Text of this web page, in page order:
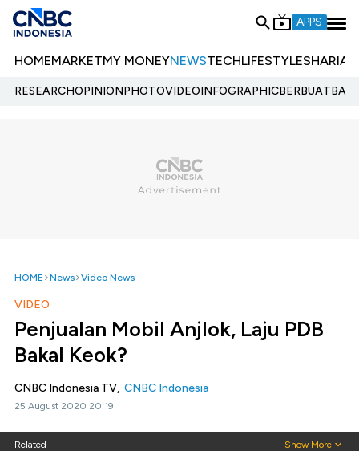
APPS
HOMEMARKETMY MONEYNEWSTECHLIFESTYLESHARIA
RESEARCHOPINIONPHOTOVIDEOINFOGRAPHIC
HOME News Video News
VIDEO
Penjualan Mobil Anjlok, Laju PDB
Bakal Keok?
CNBC Indonesia TV, CNBC Indonesia
25 August 2020 20:19
Related Show More